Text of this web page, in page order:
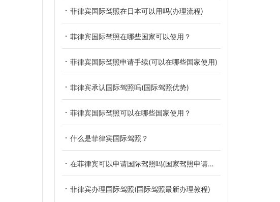
菲律宾国际驾照在日本可以用吗(办理流程)
菲律宾国际驾照在哪些国家可以使用？
菲律宾国际驾照申请手续(可以在哪些国家使用)
菲律宾承认国际驾照吗(国际驾照优势)
菲律宾国际驾照可以在哪些国家使用？
什么是菲律宾国际驾照？
在菲律宾可以申请国际驾照吗(国家驾照申请攻略)
菲律宾办理国际驾照(国际驾照最新办理教程)